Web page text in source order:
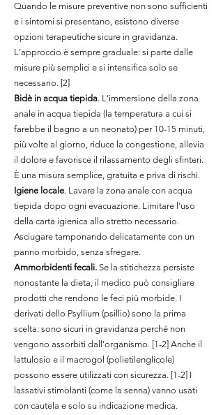
Quando le misure preventive non sono sufficienti
e i sintomi si presentano, esistono diverse
opzioni terapeutiche sicure in gravidanza.
L'approccio è sempre graduale: si parte dalle
misure più semplici e si intensifica solo se
necessario. [2]
Bidè in acqua tiepida. L'immersione della zona
anale in acqua tiepida (la temperatura a cui si
farebbe il bagno a un neonato) per 10-15 minuti,
più volte al giorno, riduce la congestione, allevia
il dolore e favorisce il rilassamento degli sfinteri.
È una misura semplice, gratuita e priva di rischi.
Igiene locale. Lavare la zona anale con acqua
tiepida dopo ogni evacuazione. Limitare l'uso
della carta igienica allo stretto necessario.
Asciugare tamponando delicatamente con un
panno morbido, senza sfregare.
Ammorbidenti fecali. Se la stitichezza persiste
nonostante la dieta, il medico può consigliare
prodotti che rendono le feci più morbide. I
derivati dello Psyllium (psillio) sono la prima
scelta: sono sicuri in gravidanza perché non
vengono assorbiti dall'organismo. [1-2] Anche il
lattulosio e il macrogol (polietilenglicole)
possono essere utilizzati con sicurezza. [1-2] I
lassativi stimolanti (come la senna) vanno usati
con cautela e solo su indicazione medica.